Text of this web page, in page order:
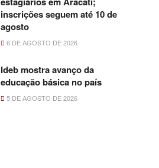
inscrições seguem até 10 de
agosto
6 DE AGOSTO DE 2026
Ideb mostra avanço da
educação básica no país
5 DE AGOSTO DE 2026